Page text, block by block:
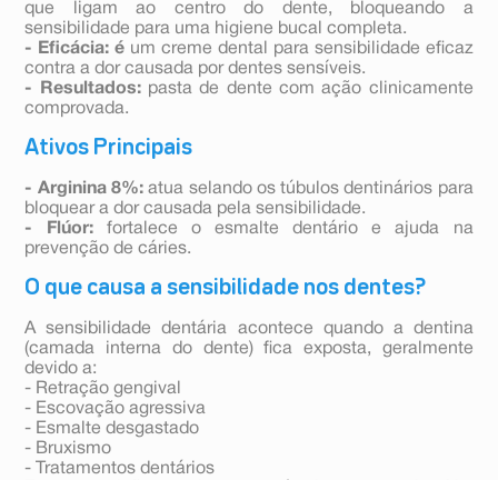
que ligam ao centro do dente, bloqueando a
sensibilidade para uma higiene bucal completa.
- Eficácia: é um creme dental para sensibilidade eficaz
contra a dor causada por dentes sensíveis.
- Resultados:pasta de dente com ação clinicamente
comprovada.
Ativos Principais
- Arginina 8%:atua selando os túbulos dentinários para
bloquear a dor causada pela sensibilidade.
- Flúor: fortalece o esmalte dentário e ajuda na
prevenção de cáries.
O que causa a sensibilidade nos dentes?
A sensibilidade dentária acontece quando a dentina
(camada interna do dente) fica exposta, geralmente
devido a:
- Retração gengival
- Escovação agressiva
- Esmalte desgastado
- Bruxismo
- Tratamentos dentários